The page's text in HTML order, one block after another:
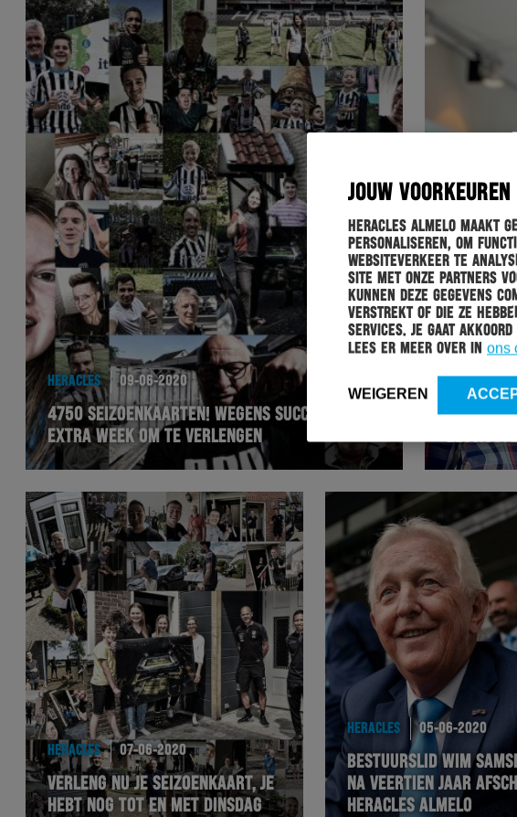
JOUW VOORKEUREN
Heracles Almelo maakt
personaliseren, om
websiteverkeer te
site met onze partners
kunnen deze gegevens
verstrekt of die ze
services. Je gaat
Lees er meer over in ons
WEIGEREN
HERACLES 09-06-2020
4750 SEIZOENKAARTEN! WEGENS SUCCES: ÉÉN
EXTRA WEEK OM TE VERLENGEN
HERACLES
HERMAN
HERACLES 07-06-2020
VERLENG NU JE SEIZOENKAART, JE
HEBT NOG TOT EN MET DINSDAG
HERACLES 05-06-2020
BESTUURSLID WIM
NA VEERTIEN JAAR
HERACLES ALMELO